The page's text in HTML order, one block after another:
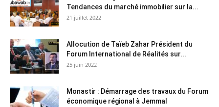
Tendances du marché immobilier sur la...
21 juillet 2022
Allocution de Taïeb Zahar Président du
Forum International de Réalités sur...
25 juin 2022
Monastir : Démarrage des travaux du Forum
économique régional à Jemmal